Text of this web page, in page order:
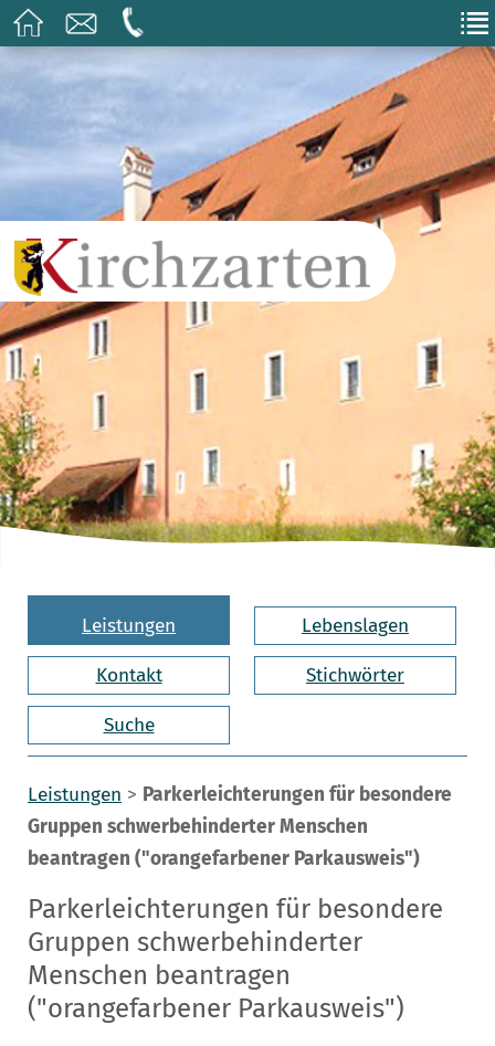
Leistungen Lebenslagen
Kontakt Stichwörter
Suche
Leistungen > Parkerleichterungen für besondere
Gruppen schwerbehinderter Menschen
beantragen ("orangefarbener Parkausweis")
Parkerleichterungen für besondere
Gruppen schwerbehinderter
Menschen beantragen
("orangefarbener Parkausweis")